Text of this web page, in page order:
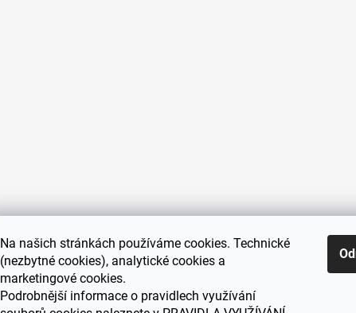
Na našich stránkách používáme cookies. Technické
(nezbytné cookies), analytické cookies a
marketingové cookies.
Podrobnější informace o pravidlech využívání
Doprava po ČR zdarma pro
objednávky nad 2500 Kč
Zákaznická
den od 9.00 do